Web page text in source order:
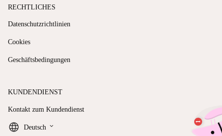
RECHTLICHES
Datenschutzrichtlinien
Cookies
Geschäftsbedingungen
KUNDENDIENST
Kontakt zum Kundendienst
Deutsch keyboard_arrow_down